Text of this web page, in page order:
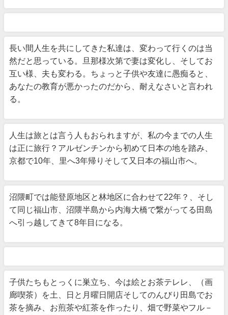
長い間人生を共にしてきた私達は、変わって行くのは当
然だと思っている。旦那様次第で妻は変化し、そしてお
互い様、夫も変わる。ちょっと子供や友達に愚痴ると、
あなたの教育が悪かったのだから、耐えなさいと言われ
る。
人生は旅とは言う人もおられますが、私の今までの人生
は正に旅行？アルゼンチンから初めて日本の地を踏み、
京都で10年、里へ3年帰りそして又日本の福山市へ。
沼隈町では能登原地区と林地区に合わせて22年？、そし
て同じ福山市、沼隈半島から内海大橋で繋がってる田島
へ引っ越してきて8年目になる。
子供たちもとっくに巣立ち、今は絵とお茶テレレ、（画
廊喫茶）を土、日と月曜日開店そしてのんびり田島でお
茶を摘み、お煎茶や紅茶を作ったり、畑で野菜やフル－